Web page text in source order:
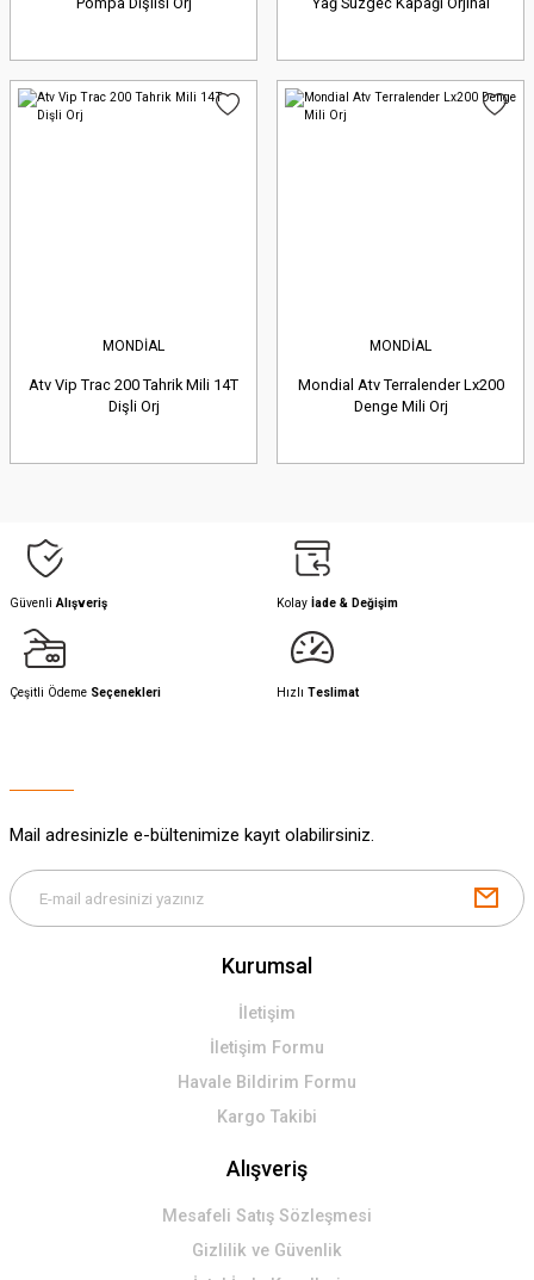
MONDİAL
Atv Vip Trac 200 Tahrik Mili 14T
Dişli Orj
MONDİAL
Mondial Atv Terralender Lx200
Denge Mili Orj
GüvenliAlışveriş Kolay İade & Değişim
Çeşitli Ödeme Seçenekleri Hızlı Teslimat
Mail adresinizle e-bültenimize kayıt olabilirsiniz.
Kurumsal
İletişim
İletişim Formu
Havale Bildirim Formu
Kargo Takibi
Alışveriş
Mesafeli Satış Sözleşmesi
Gizlilik ve Güvenlik